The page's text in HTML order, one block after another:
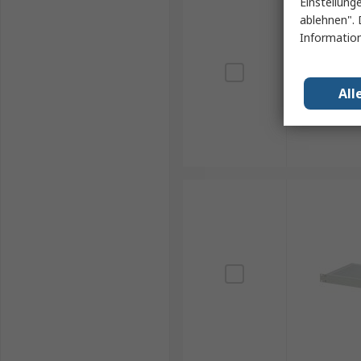
ablehnen".